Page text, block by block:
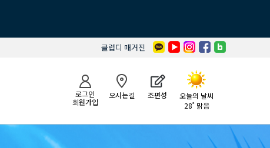
클럽디 매거진
로그인
회원가입
오시는길
오늘의 날씨
28˚ 맑음
조편성